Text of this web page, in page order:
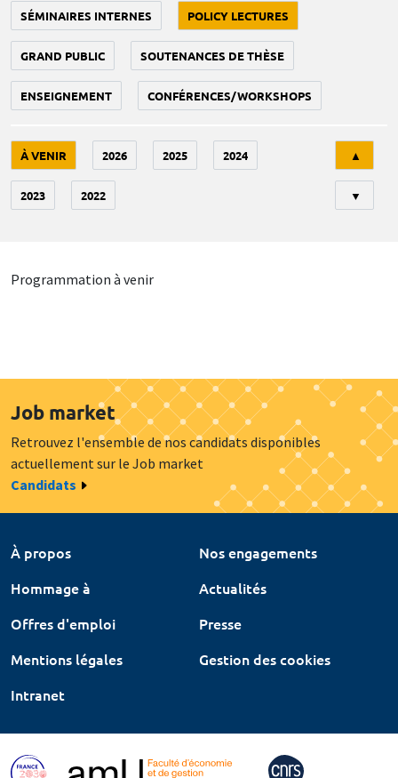
SÉMINAIRES INTERNES POLICY LECTURES
GRAND PUBLIC SOUTENANCES DE THÈSE
ENSEIGNEMENT CONFÉRENCES/WORKSHOPS
À VENIR 2026 2025 2024
2023 2022
▲
▼
Programmation à venir
Job market
Retrouvez l'ensemble de nos candidats disponibles
actuellement sur le Job market
Candidats
À propos
Nos engagements
Hommage à
Actualités
Offres d'emploi
Presse
Mentions légales
Gestion des cookies
Intranet